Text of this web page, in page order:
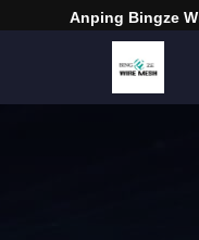
Anping Bingze